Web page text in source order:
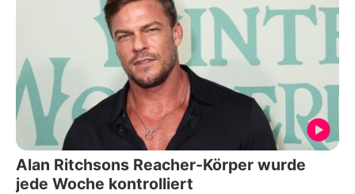
Alan Ritchsons Reacher-Körper wurde
jede Woche kontrolliert